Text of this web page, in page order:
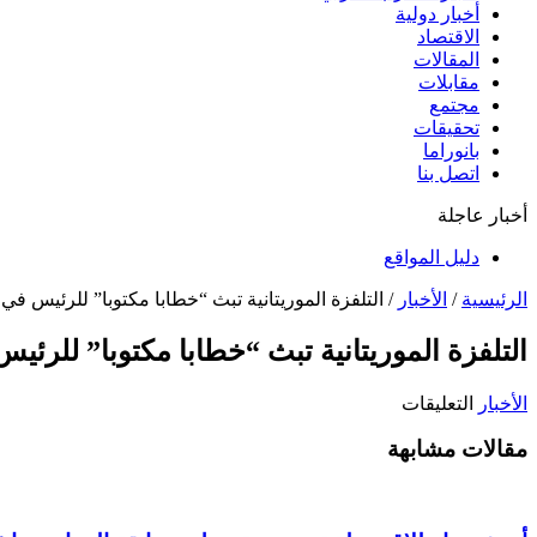
أخبار دولية
الاقتصاد
المقالات
مقابلات
مجتمع
تحقيقات
بانوراما
اتصل بنا
أخبار عاجلة
دليل المواقع
الرئيسية / الأخبار / التلفزة الموريتانية تبث “خطابا مكتوبا” للرئيس في
التلفزة الموريتانية تبث “خطابا مكتوبا”
الأخبار التعليقات
الموريتانيةمقالات مشابهة